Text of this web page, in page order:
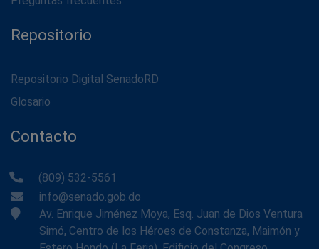
Repositorio
Repositorio Digital SenadoRD
Glosario
Contacto
(809) 532-5561
info@senado.gob.do
Av. Enrique Jiménez Moya, Esq. Juan de Dios Ventura
Simó, Centro de los Héroes de Constanza, Maimón y